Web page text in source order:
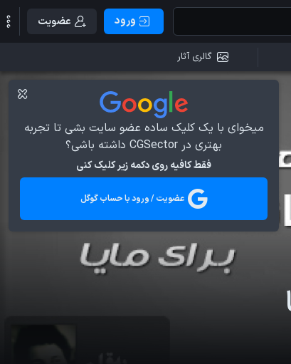
ورود عضویت
گالری آثار
میخوای با یک کلیک ساده عضو سایت بشی تا تجربه
بهتری در CGSector داشته باشی؟
فقط کافیه روی دکمه زیر کلیک کنی
عضویت / ورود با حساب گوگل